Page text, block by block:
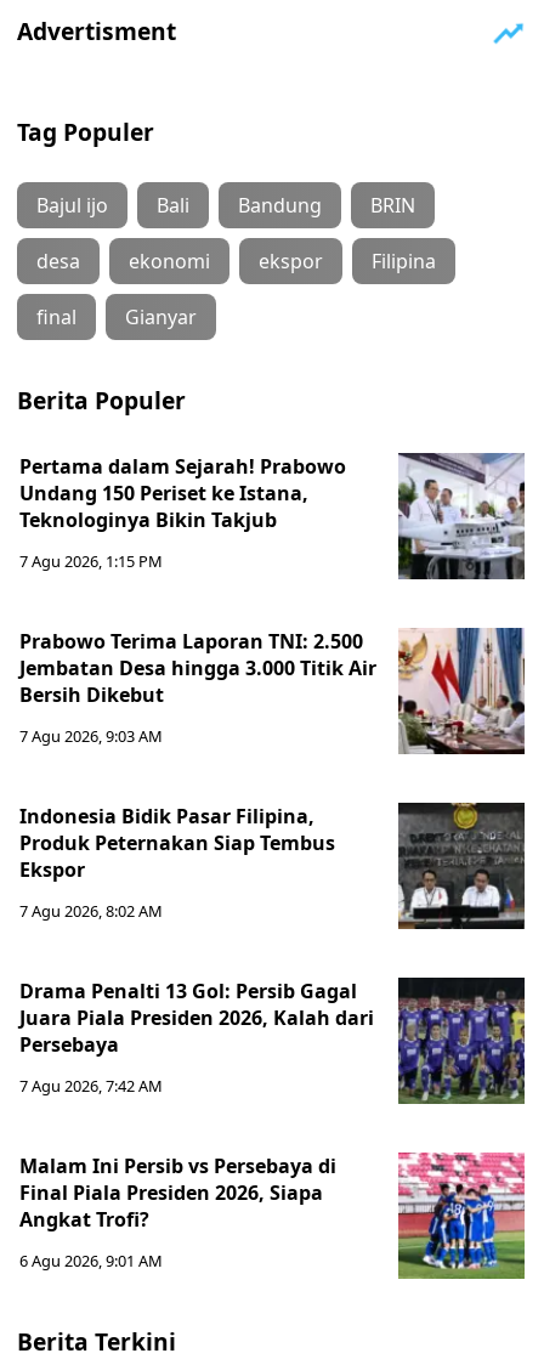
Tag Populer
Bajul ijo Bali Bandung BRIN
desa ekonomi ekspor Filipina
final Gianyar
Berita Populer
Pertama dalam Sejarah! Prabowo
Undang 150 Periset ke Istana,
Teknologinya Bikin Takjub
7 Agu 2026, 1:15 PM
Prabowo Terima Laporan TNI: 2.500
Jembatan Desa hingga 3.000 Titik Air
Bersih Dikebut
7 Agu 2026, 9:03 AM
Indonesia Bidik Pasar Filipina,
Produk Peternakan Siap Tembus
Ekspor
7 Agu 2026, 8:02 AM
Drama Penalti 13 Gol: Persib Gagal
Juara Piala Presiden 2026, Kalah dari
Persebaya
7 Agu 2026, 7:42 AM
Malam Ini Persib vs Persebaya di
Final Piala Presiden 2026, Siapa
Angkat Trofi?
6 Agu 2026, 9:01 AM
Berita Terkini